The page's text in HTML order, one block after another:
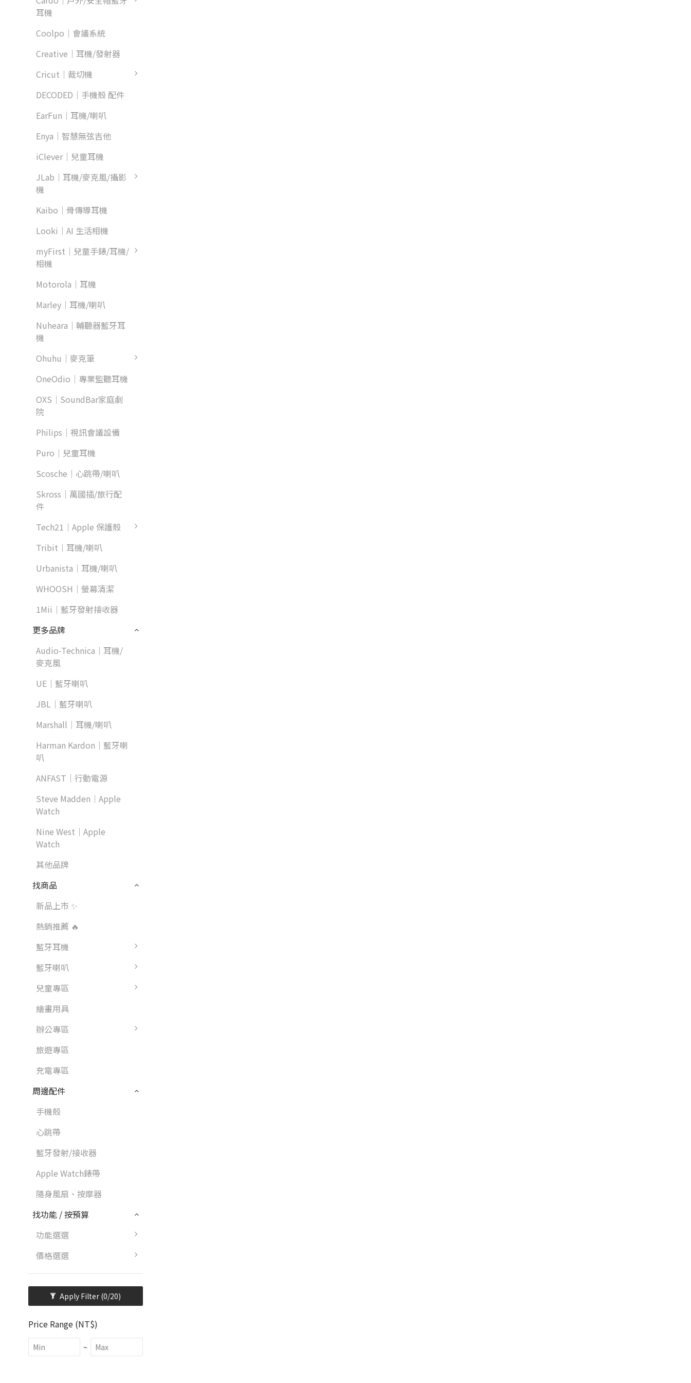
耳機
Coolpo｜會議系統
Creative｜耳機/發射器
Cricut｜裁切機
DECODED｜手機殼 配件
EarFun｜耳機/喇叭
Enya｜智慧無弦吉他
iClever｜兒童耳機
JLab｜耳機/麥克風/攝影
機
Kaibo｜骨傳導耳機
Looki｜AI 生活相機
myFirst｜兒童手錶/耳機/
相機
Motorola｜耳機
Marley｜耳機/喇叭
Nuheara｜輔聽器藍牙耳
機
Ohuhu｜麥克筆
OneOdio｜專業監聽耳機
OXS｜SoundBar家庭劇
院
Philips｜視訊會議設備
Puro｜兒童耳機
Scosche｜心跳帶/喇叭
Skross｜萬國插/旅行配
件
Tech21｜Apple 保護殼
Tribit｜耳機/喇叭
Urbanista｜耳機/喇叭
WHOOSH｜螢幕清潔
1Mii｜藍牙發射接收器
更多品牌
Audio-Technica｜耳機/
麥克風
UE｜藍牙喇叭
JBL｜藍牙喇叭
Marshall｜耳機/喇叭
Harman Kardon｜藍牙喇
叭
ANFAST｜行動電源
Steve Madden｜Apple
Watch
Nine West｜Apple
Watch
其他品牌
找商品
新品上市 ✨
熱銷推薦 🔥
藍牙耳機
藍牙喇叭
兒童專區
繪畫用具
辦公專區
旅遊專區
充電專區
周邊配件
手機殼
心跳帶
藍牙發射/接收器
Apple Watch錶帶
隨身風扇、按摩器
找功能 / 按預算
功能選選
價格選選
Apply Filter (0/20)
Price Range (NT$)
~